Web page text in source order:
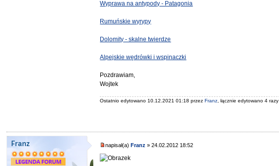
Wyprawa na antypody - Patagonia
Rumuńskie wyrypy
Dolomity - skalne twierdze
Alpejskie wędrówki i wspinaczki
Pozdrawiam,
Wojtek
Ostatnio edytowano 10.12.2021 01:18 przezFranz , łącznie edytowano 4 razy
Franz napisał(a)Franz » 24.02.2012 18:52